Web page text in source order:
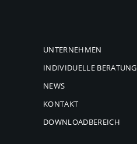
UNTERNEHMEN
INDIVIDUELLE BERATUNG
NEWS
KONTAKT
DOWNLOADBEREICH